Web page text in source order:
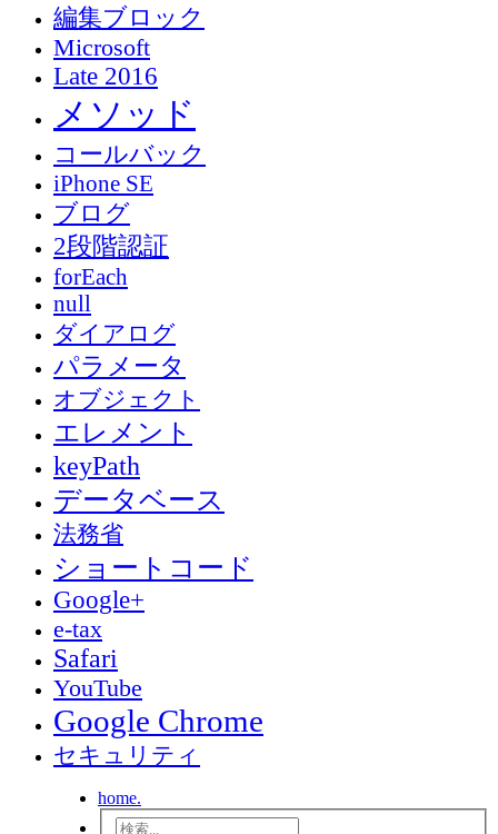
編集ブロック
Microsoft
Late 2016
メソッド
コールバック
iPhone SE
ブログ
2段階認証
forEach
null
ダイアログ
パラメータ
オブジェクト
エレメント
keyPath
データベース
法務省
ショートコード
Google+
e-tax
Safari
YouTube
Google Chrome
セキュリティ
home.